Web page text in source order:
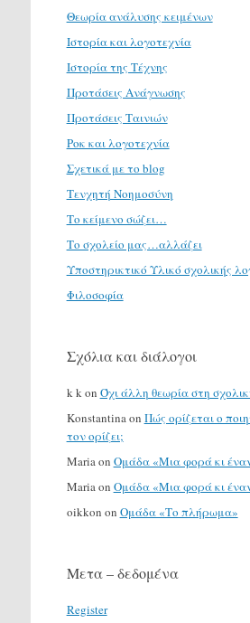
Θεωρία ανάλυσης κειμένων
Ιστορία και λογοτεχνία
Ιστορία της Τέχνης
Προτάσεις Ανάγνωσης
Προτάσεις Ταινιών
Ροκ και λογοτεχνία
Σχετικά με το blog
Τενχητή Νοημοσύνη
Το κείμενο σώζει…
Το σχολείο μας…αλλάζει
Υποστηρικτικό Υλικό σχολικής
Φιλοσοφία
Σχόλια και διάλογοι
k kon Όχι άλλη θεωρία στη
Konstantinaon Πώς ορίζεται ο
τον ορίζει;
Mariaon Ομάδα «Μια φορά κι
Mariaon Ομάδα «Μια φορά κι
oikkon on Ομάδα «Το πλήρωμα»
Μετα – δεδομένα
Register